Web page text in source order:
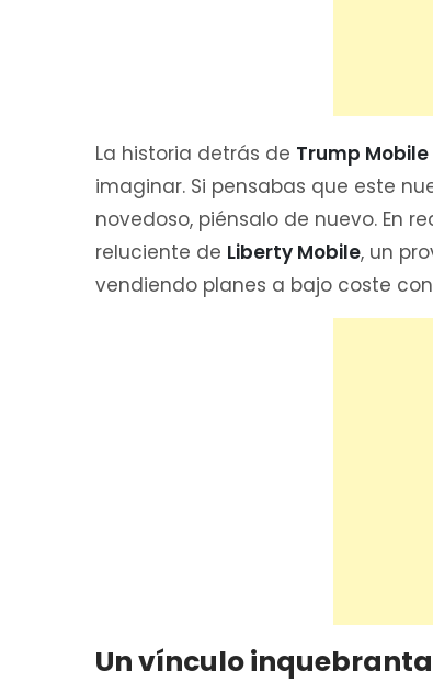
La historia detrás de Trump Mobile
imaginar. Si pensabas que este
novedoso, piénsalo de nuevo. En
reluciente de Liberty Mobile, un
vendiendo planes a bajo coste
Un vínculo